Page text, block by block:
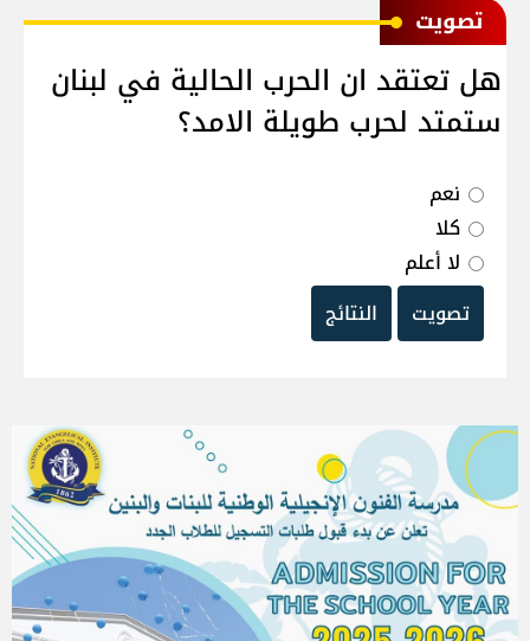
ﺗﺼﻮﻳﺖ
هل تعتقد ان الحرب الحالية في لبنان
ستمتد لحرب طويلة الامد؟
نعم
كلا
لا أعلم
تصويت
النتائج